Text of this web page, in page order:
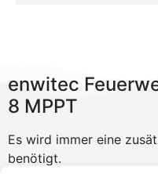
enwitec
8 MPPT
Es wird immer eine
benötigt.